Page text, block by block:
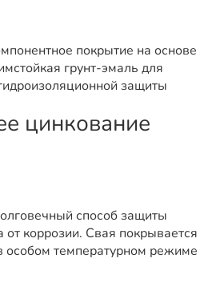
покрытие на основе
грунт-эмаль для
защиты
цинкование
способ защиты
коррозии. Свая покрывается
особом температурном режиме